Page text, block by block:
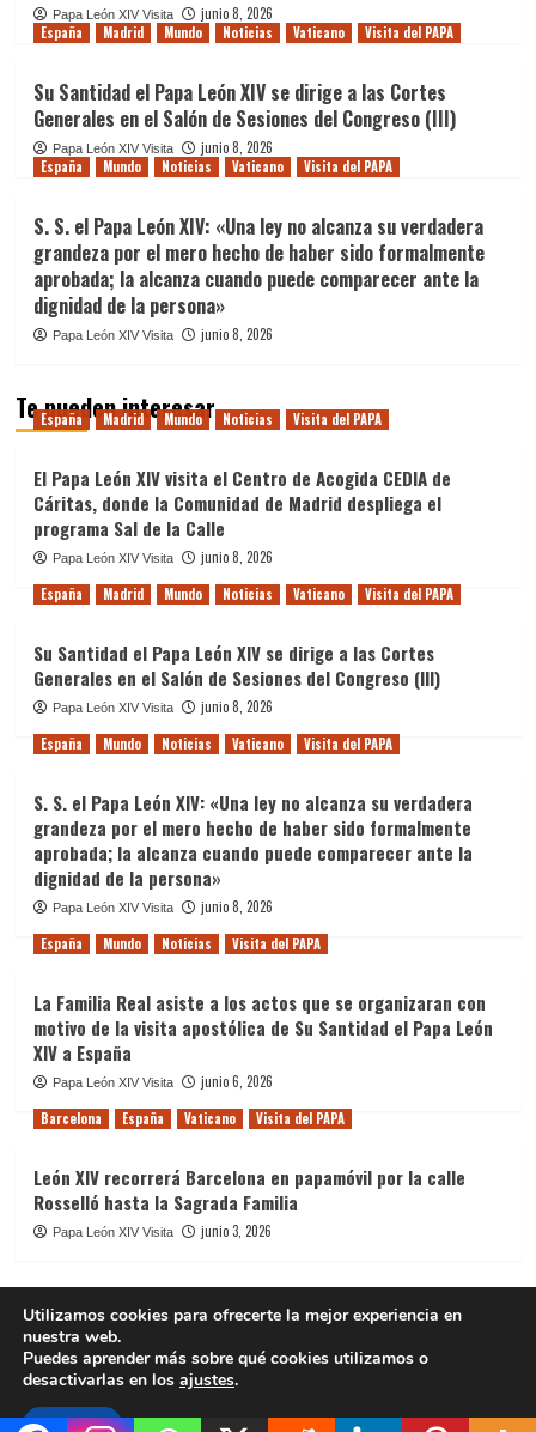
Papa León XIV Visita
junio 8, 2026
España
Madrid Mundo Noticias Vaticano Visita del PAPA
Su Santidad el Papa León XIV se dirige a las Cortes
Generales en el Salón de Sesiones del Congreso (III)
Papa León XIV Visita
junio 8, 2026
España
Mundo Noticias Vaticano Visita del PAPA
S. S. el Papa León XIV: «Una ley no alcanza su verdadera
grandeza por el mero hecho de haber sido formalmente
aprobada; la alcanza cuando puede comparecer ante la
dignidad de la persona»
Papa León XIV Visita junio 8, 2026
Te pueden interesar
España Madrid Mundo Noticias Visita del PAPA
El Papa León XIV visita el Centro de Acogida CEDIA de
Cáritas, donde la Comunidad de Madrid despliega el
programa Sal de la Calle
Papa León XIV Visita
junio 8, 2026
España
Madrid Mundo Noticias Vaticano Visita del PAPA
Su Santidad el Papa León XIV se dirige a las Cortes
Generales en el Salón de Sesiones del Congreso (III)
Papa León XIV Visita
junio 8, 2026
España
Mundo Noticias Vaticano Visita del PAPA
S. S. el Papa León XIV: «Una ley no alcanza su verdadera
grandeza por el mero hecho de haber sido formalmente
aprobada; la alcanza cuando puede comparecer ante la
dignidad de la persona»
Papa León XIV Visita
junio 8, 2026
España
Mundo Noticias Visita del PAPA
​La Familia Real asiste a los actos que se organizaran con
motivo de la visita apostólica de Su Santidad el Papa León
XIV a España
Papa León XIV Visita
junio 6, 2026
Barcelona
España Vaticano Visita del PAPA
León XIV recorrerá Barcelona en papamóvil por la calle
Rosselló hasta la Sagrada Familia
Papa León XIV Visita junio 3, 2026
Copyright © Red Internacional de Periodistas Católicos.
CoverNews
Utilizamos cookies para ofrecerte la mejor experiencia en
nuestra web.
Puedes aprender más sobre qué cookies utilizamos o
desactivarlas en los ajustes.
Aceptar